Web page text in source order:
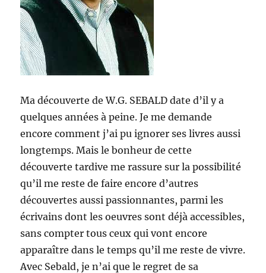
Ma découverte de W.G. SEBALD date d’il y a
quelques années à peine. Je me demande
encore comment j’ai pu ignorer ses livres aussi
longtemps. Mais le bonheur de cette
découverte tardive me rassure sur la possibilité
qu’il me reste de faire encore d’autres
découvertes aussi passionnantes, parmi les
écrivains dont les oeuvres sont déjà accessibles,
sans compter tous ceux qui vont encore
apparaître dans le temps qu’il me reste de vivre.
Avec Sebald, je n’ai que le regret de sa